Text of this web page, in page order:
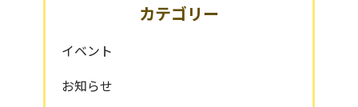
カテゴリー
イベント
お知らせ